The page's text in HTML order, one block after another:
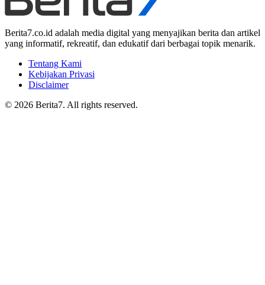
Berita7.co.id adalah media digital yang menyajikan berita dan artikel
yang informatif, rekreatif, dan edukatif dari berbagai topik menarik.
Tentang Kami
Kebijakan Privasi
Disclaimer
© 2026 Berita7. All rights reserved.